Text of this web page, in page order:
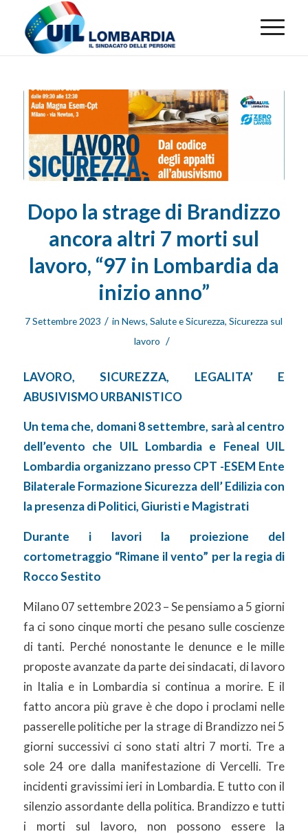
Dopo la strage di Brandizzo
ancora altri 7 morti sul
lavoro, “97 in Lombardia da
inizio anno”
7 Settembre 2023 / inNews,Salute e Sicurezza,Sicurezza sul
lavoro /
LAVORO, SICUREZZA, LEGALITA’ E
ABUSIVISMO URBANISTICO
Un tema che, domani 8 settembre, sarà al centro
dell’evento che UIL Lombardia e Feneal UIL
Lombardia organizzano presso CPT -ESEM Ente
Bilaterale Formazione Sicurezza dell’ Edilizia con
la presenza di Politici, Giuristi e Magistrati
Durante i lavori la proiezione del
cortometraggio “Rimane il vento” per la regia di
Rocco Sestito
Milano 07 settembre 2023 – Se pensiamo a 5 giorni
fa ci sono cinque morti che pesano sulle coscienze
di tanti. Perché nonostante le denunce e le mille
proposte avanzate da parte dei sindacati, di lavoro
in Italia e in Lombardia si continua a morire. E il
fatto ancora più grave è che dopo i proclami nelle
passerelle politiche per la strage di Brandizzo nei 5
giorni successivi ci sono stati altri 7 morti. Tre a
sole 24 ore dalla manifestazione di Vercelli. Tre
incidenti gravissimi ieri in Lombardia. E tutto con il
silenzio assordante della politica. Brandizzo e tutti
i morti sul lavoro, non possono essere la